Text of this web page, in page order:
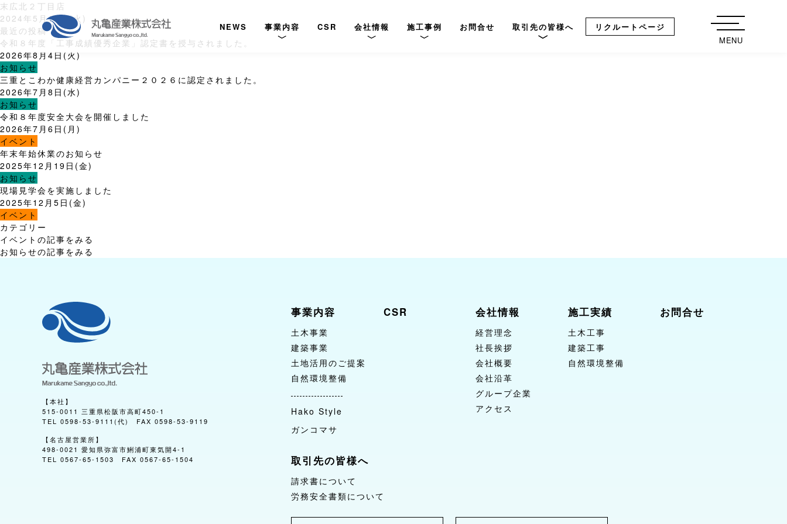
NEWS 事業内容 CSR 会社情報 施工事例 お問合せ 取引先の皆様へ
リクルートページ
MENU
事業内容
土木事業
建築事業
土地活用のご提案
自然環境整備
CSR
会社情報
経営理念
グループ企業
アクセス
土木工事
自然環境整備
取引先の皆様へ
末広北２丁目店
2024年5月14日(火)
最近の投稿
令和８年度「工事成績優秀企業」認定書を授与されました。
2026年8月4日(火)
お知らせ
三重とこわか健康経営カンパニー２０２６に認定されました。
2026年7月8日(水)
お知らせ
令和８年度安全大会を開催しました
2026年7月6日(月)
イベント
年末年始休業のお知らせ
2025年12月19日(金)
お知らせ
現場見学会を実施しました
2025年12月5日(金)
イベント
カテゴリー
イベントの記事をみる
お知らせの記事をみる
【本社】
515-0011 三重県松阪市高町450-1
TEL 0598-53-9111(代) FAX 0598-53-9119
【名古屋営業所】
498-0021 愛知県弥富市鯏浦町東気開4-1
TEL 0567-65-1503 FAX 0567-65-1504
事業内容
土木事業
建築事業
土地活用のご提案
自然環境整備
Hako Style
ガンコマサ
CSR 会社情報
経営理念
社長挨拶
会社概要
会社沿革
グループ企業
アクセス
施工実績
土木工事
建築工事
自然環境整備
お問合せ
取引先の皆様へ
請求書について
労務安全書類について